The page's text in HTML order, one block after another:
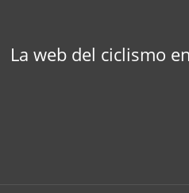
La web del ciclismo